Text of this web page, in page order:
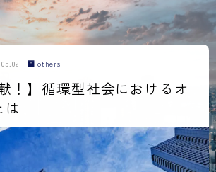
others
献！】循環型社会におけるオ
は